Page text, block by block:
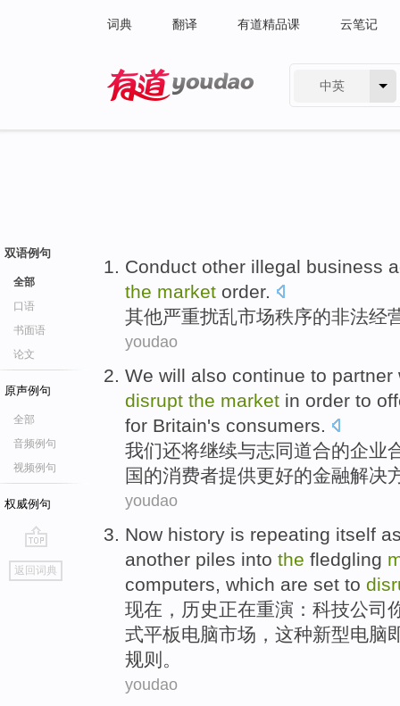
词典 翻译 有道精品课 云笔记
中英
双语例句
全部
口语
书面语
论文
原声例句
全部
音频例句
视频例句
权威例句
go
top
返回词典
Conduct other illegal business
the market order.
其他严重扰乱市场秩序的非法经
youdao
We will also continue to partner
disrupt the market in order to
for Britain's consumers.
我们还将继续与志同道合的企业
国的消费者提供更好的金融解决
youdao
Now history is repeating itself
another piles into the fledgling
computers which are set to
现在 ， 历史正在重演： 科技公司
式平板电脑市场 ， 这种新型电脑
规则。
youdao